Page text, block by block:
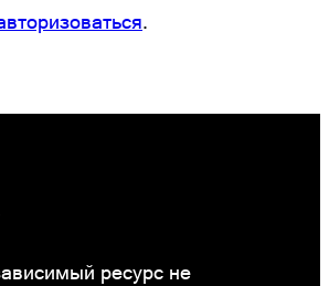
.
ресурс не